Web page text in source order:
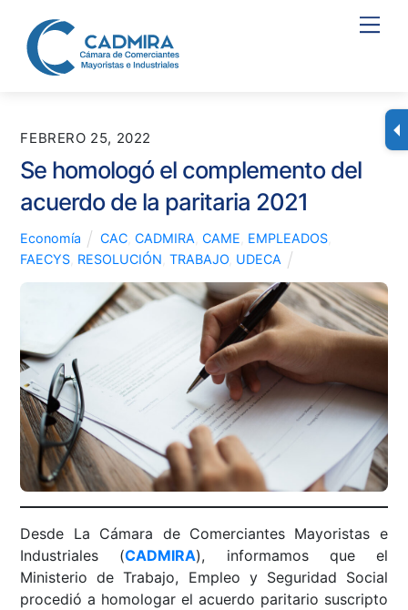
content
FEBRERO 25, 2022
Se homologó el complemento del
acuerdo de la paritaria 2021
Economía CAC, CADMIRA CAME EMPLEADOS,
FAECYS RESOLUCIÓN ,TRABAJO UDECA
Desde La Cámara de Comerciantes Mayoristas e
Industriales (CADMIRA), informamos que el
Ministerio de Trabajo, Empleo y Seguridad Social
procedió a homologar el acuerdo paritario suscripto